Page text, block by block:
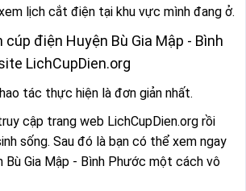
lịch cắt điện tại khu vực mình đang ở.
cúp điện Huyện Bù Gia Mập - Bình
LichCupDien.org
tác thực hiện là đơn giản nhất.
cập trang web LichCupDien.org rồi
sống. Sau đó là bạn có thể xem ngay
Bù Gia Mập - Bình Phước một cách vô